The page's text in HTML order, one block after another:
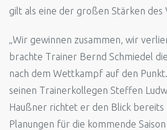
gilt als eine der großen Stärken des
„Wir gewinnen zusammen, wir
brachte Trainer Bernd Schmiedel
nach dem Wettkampf auf den
seinen Trainerkollegen Steffen
Haußner richtet er den Blick bereits
Planungen für die kommende